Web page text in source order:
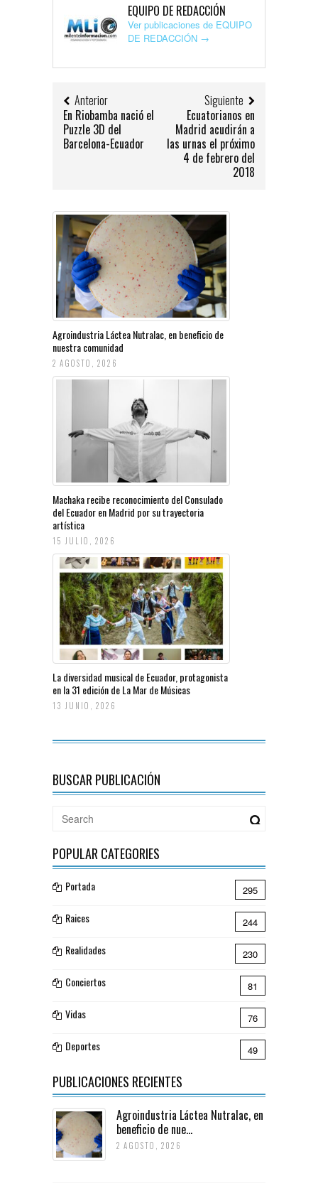
EQUIPO DE REDACCIÓN
Ver publicaciones de EQUIPO
DE REDACCIÓN →
Anterior
En Riobamba nació el
Puzzle 3D del
Barcelona-Ecuador
Siguiente
Ecuatorianos en
Madrid acudirán a
las urnas el próximo
4 de febrero del
2018
Agroindustria Láctea Nutralac, en beneficio de
nuestra comunidad
2 AGOSTO, 2026
Machaka recibe reconocimiento del Consulado
del Ecuador en Madrid por su trayectoria
artística
15 JULIO, 2026
La diversidad musical de Ecuador, protagonista
en la 31 edición de La Mar de Músicas
13 JUNIO, 2026
BUSCAR PUBLICACIÓN
POPULAR CATEGORIES
Portada 295
Raices 244
Realidades 230
Conciertos 81
Vidas 76
Deportes 49
PUBLICACIONES RECIENTES
Agroindustria Láctea Nutralac, en
beneficio de nue...
2 AGOSTO, 2026